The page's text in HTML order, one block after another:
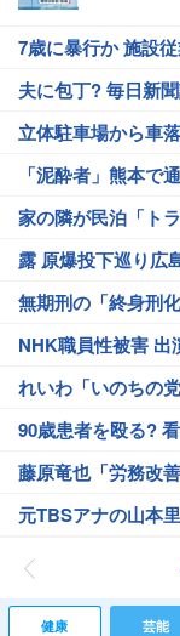
7歳に暴行か 施設
夫に包丁? 毎日新
立体駐車場から車
「泥酔者」熊本で
家の隣が民泊「ト
露 原爆投下巡り広
無期刑の「終身刑
NHK職員性被害 出
れいわ「いのちの
90歳患者を殴る?
藤原竜也「労務改
元TBSアナの山本
健康 芸能